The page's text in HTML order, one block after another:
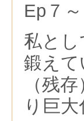
Ep７
私と
鍛え
（残
り巨大